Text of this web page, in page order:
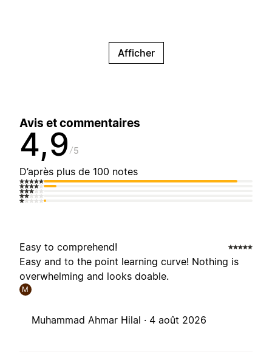
Afficher
Avis et commentaires
4,9 5
D’après plus de 100 notes
Easy to comprehend!
Easy and to the point learning curve! Nothing is
overwhelming and looks doable.
M
Muhammad Ahmar Hilal · 4 août 2026